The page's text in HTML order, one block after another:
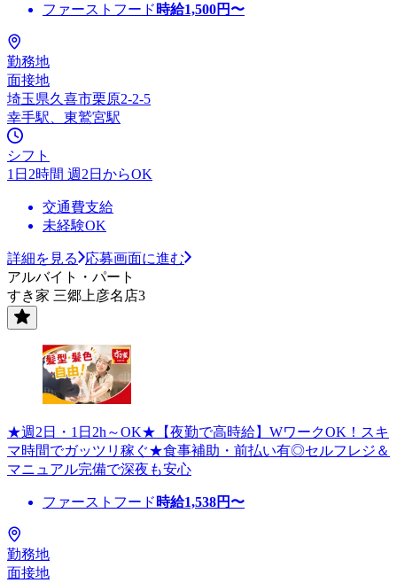
ファーストフード 時給1,500円〜
勤務地
面接地
埼玉県久喜市栗原2-2-5
幸手駅、東鷲宮駅
シフト
1日2時間 週2日からOK
交通費支給
未経験OK
詳細を見る
応募画面に進む
アルバイト・パート
すき家 三郷上彦名店3
★週2日・1日2h～OK★【夜勤で高時給】WワークOK！スキ
マ時間でガッツリ稼ぐ★食事補助・前払い有◎セルフレジ＆
マニュアル完備で深夜も安心
ファーストフード 時給1,538円〜
勤務地
面接地